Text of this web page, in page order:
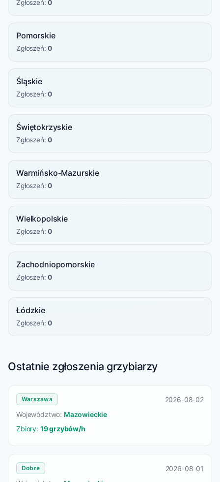
Zgłoszeń:0
Pomorskie
Zgłoszeń:0
Śląskie
Zgłoszeń:0
Świętokrzyskie
Zgłoszeń:0
Warmińsko-Mazurskie
Zgłoszeń:0
Wielkopolskie
Zgłoszeń:0
Zachodniopomorskie
Zgłoszeń:0
Łódzkie
Zgłoszeń:0
Ostatnie zgłoszenia grzybiarzy
Warszawa
2026-08-02
Województwo: Mazowieckie
Zbiory: 19 grzybów/h
Dobre
2026-08-01